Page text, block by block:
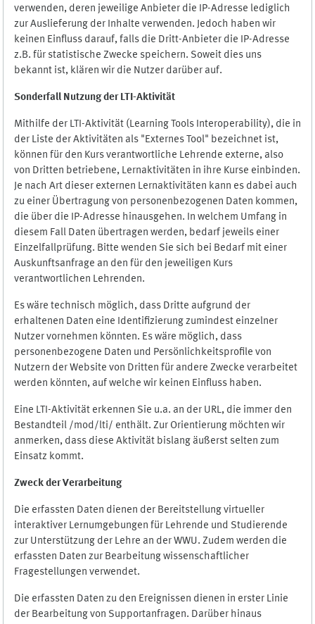
verwenden, deren jeweilige Anbieter die IP-Adresse lediglich
zur Auslieferung der Inhalte verwenden. Jedoch haben wir
keinen Einfluss darauf, falls die Dritt-Anbieter die IP-Adresse
z.B. für statistische Zwecke speichern. Soweit dies uns
bekannt ist, klären wir die Nutzer darüber auf.
Sonderfall Nutzung der LTI-Aktivität
Mithilfe der LTI-Aktivität (Learning Tools Interoperability), die in
der Liste der Aktivitäten als "Externes Tool" bezeichnet ist,
können für den Kurs verantwortliche Lehrende externe, also
von Dritten betriebene, Lernaktivitäten in ihre Kurse einbinden.
Je nach Art dieser externen Lernaktivitäten kann es dabei auch
zu einer Übertragung von personenbezogenen Daten kommen,
die über die IP-Adresse hinausgehen. In welchem Umfang in
diesem Fall Daten übertragen werden, bedarf jeweils einer
Einzelfallprüfung. Bitte wenden Sie sich bei Bedarf mit einer
Auskunftsanfrage an den für den jeweiligen Kurs
verantwortlichen Lehrenden.
Es wäre technisch möglich, dass Dritte aufgrund der
erhaltenen Daten eine Identifizierung zumindest einzelner
Nutzer vornehmen könnten. Es wäre möglich, dass
personenbezogene Daten und Persönlichkeitsprofile von
Nutzern der Website von Dritten für andere Zwecke verarbeitet
werden könnten, auf welche wir keinen Einfluss haben.
Eine LTI-Aktivität erkennen Sie u.a. an der URL, die immer den
Bestandteil /mod/lti/ enthält. Zur Orientierung möchten wir
anmerken, dass diese Aktivität bislang äußerst selten zum
Einsatz kommt.
Zweck der Verarbeitung
Die erfassten Daten dienen der Bereitstellung virtueller
interaktiver Lernumgebungen für Lehrende und Studierende
zur Unterstützung der Lehre an der WWU. Zudem werden die
erfassten Daten zur Bearbeitung wissenschaftlicher
Fragestellungen verwendet.
Die erfassten Daten zu den Ereignissen dienen in erster Linie
der Bearbeitung von Supportanfragen. Darüber hinaus